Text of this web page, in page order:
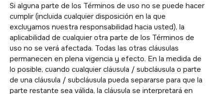
Si alguna parte de los Términos de uso no se puede hacer
cumplir (incluida cualquier disposición en la que
excluyamos nuestra responsabilidad hacia usted), la
aplicabilidad de cualquier otra parte de los Términos de
uso no se verá afectada. Todas las otras cláusulas
permanecen en plena vigencia y efecto. En la medida de
lo posible, cuando cualquier cláusula / subcláusula o parte
de una cláusula / subcláusula pueda separarse para que la
parte restante sea válida, la cláusula se interpretará en